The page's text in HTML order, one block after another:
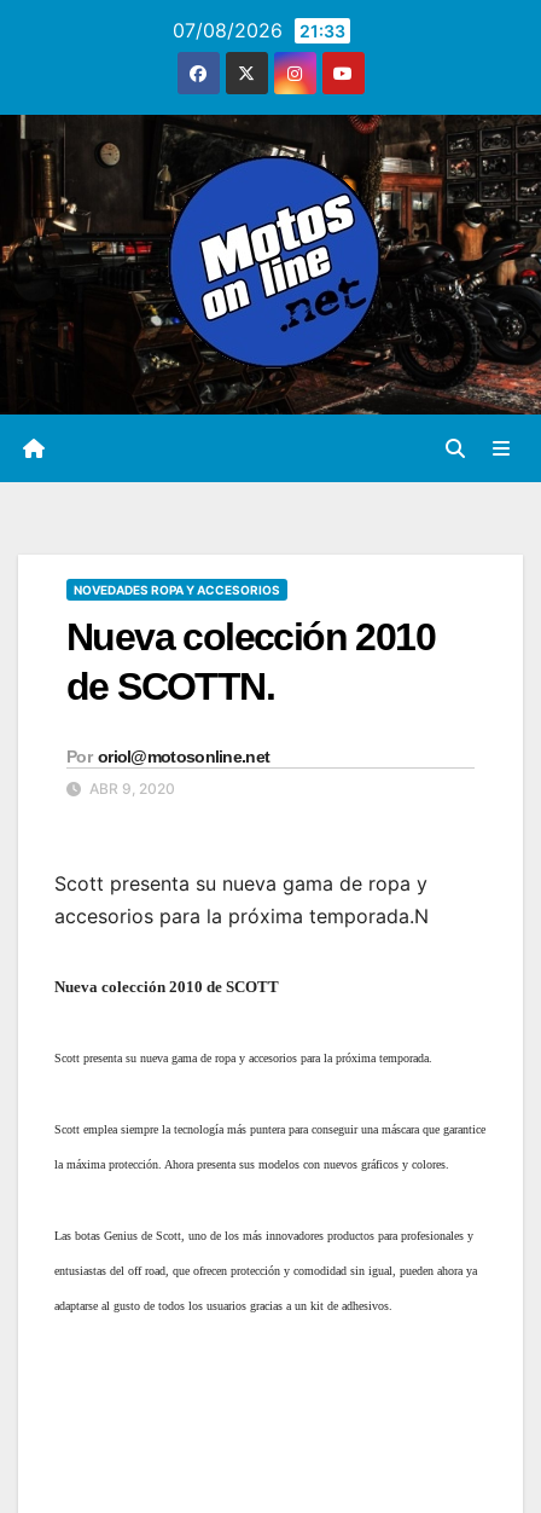
07/08/2026 21:33
NOVEDADES ROPA Y ACCESORIOS
Nueva colección 2010
de SCOTTN.
Por oriol@motosonline.net
ABR 9, 2020
Scott presenta su nueva gama de ropa y
accesorios para la próxima temporada.N
Nueva colección 2010 de SCOTT
Scott presenta su nueva gama de ropa y accesorios para la próxima temporada.
Scott emplea siempre la tecnología más puntera para conseguir una máscara que garantice
la máxima protección. Ahora presenta sus modelos con nuevos gráficos y colores.
Las botas Genius de Scott, uno de los más innovadores productos para profesionales y
entusiastas del off road, que ofrecen protección y comodidad sin igual, pueden ahora ya
adaptarse al gusto de todos los usuarios gracias a un kit de adhesivos.